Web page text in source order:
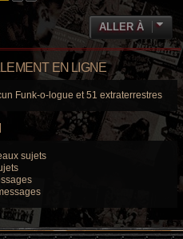
ALLER À
EN LIGNE
Funk-o-logue et 51 extraterrestres
sujets